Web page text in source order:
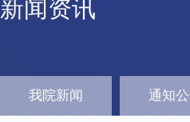
新闻资讯
我院新闻 通知